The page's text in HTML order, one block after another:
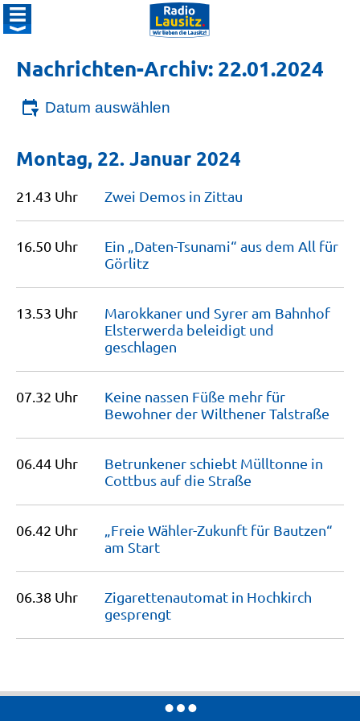
Nachrichten-Archiv: 22.01.2024
Datum auswählen
Montag, 22. Januar 2024
21.43 Uhr Zwei Demos in Zittau
16.50 Uhr
Ein „Daten-Tsunami“ aus dem All für
Görlitz
13.53 Uhr
Marokkaner und Syrer am Bahnhof
Elsterwerda beleidigt und
geschlagen
07.32 Uhr
Keine nassen Füße mehr für
Bewohner der WilthenerTalstraße
06.44 Uhr
Betrunkener schiebt Mülltonne in
Cottbus auf die Straße
06.42 Uhr
„Freie Wähler-Zukunft für Bautzen“
am Start
06.38 Uhr
Zigarettenautomat in Hochkirch
gesprengt